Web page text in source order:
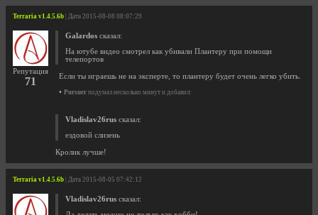
Terraria v1.4.5.6b | Дата 2015-08-08 08:07:29
Репутация
71
Galardos сказал:
На ютубе видео смотрел как убивали Плантеру при помощи
телепортов
Если ты играешь не на эксперте, то плантеру будет очень легко убить.
• Pursuer подумал несколько минут и добавил:
Vladislav26rus сказал:
ездовой слизень
Кролик лучше!
Terraria v1.4.5.6b | Дата 2015-08-05 07:42:12
Vladislav26rus сказал: